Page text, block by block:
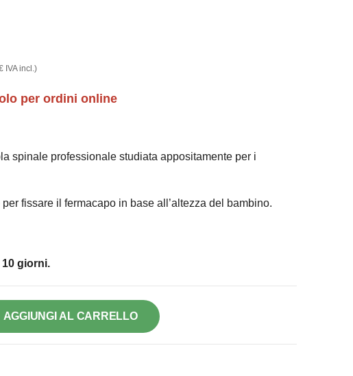
IVA incl.)
per ordini online
spinale professionale studiata appositamente per i
fissare il fermacapo in base all’altezza del bambino.
giorni.
AGGIUNGI AL CARRELLO